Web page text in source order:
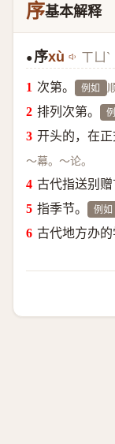
序基本解释
● 序xù ㄒㄩˋ
次第。 例如
排列次第。
开头的，在正
～幕。～论。
古代指送别赠
指季节。
例如
古代地方办的